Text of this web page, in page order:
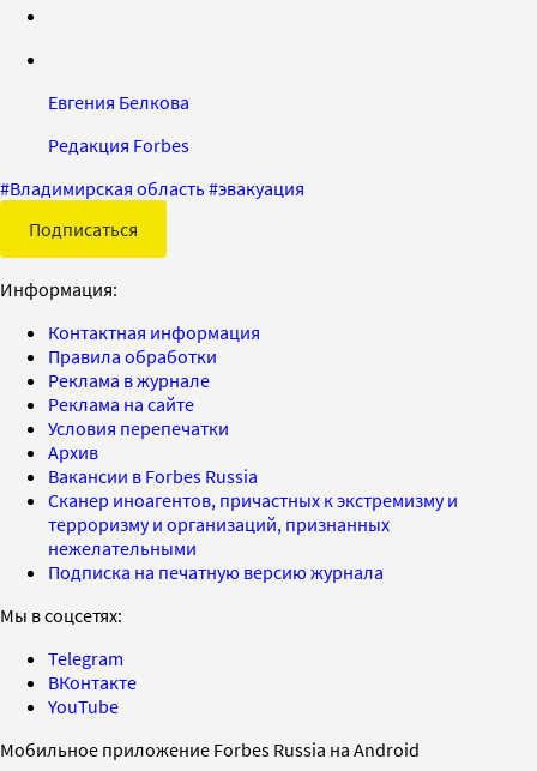
Евгения Белкова
Редакция Forbes
#Владимирская область#эвакуация
Подписаться
Информация:
Контактная информация
Правила обработки
Реклама в журнале
Реклама на сайте
Условия перепечатки
Архив
Вакансии в Forbes Russia
Сканер иноагентов, причастных к экстремизму и
терроризму и организаций, признанных
нежелательными
Подписка на печатную версию журнала
Мы в соцсетях:
Telegram
ВКонтакте
YouTube
Мобильное приложение Forbes Russia на Android